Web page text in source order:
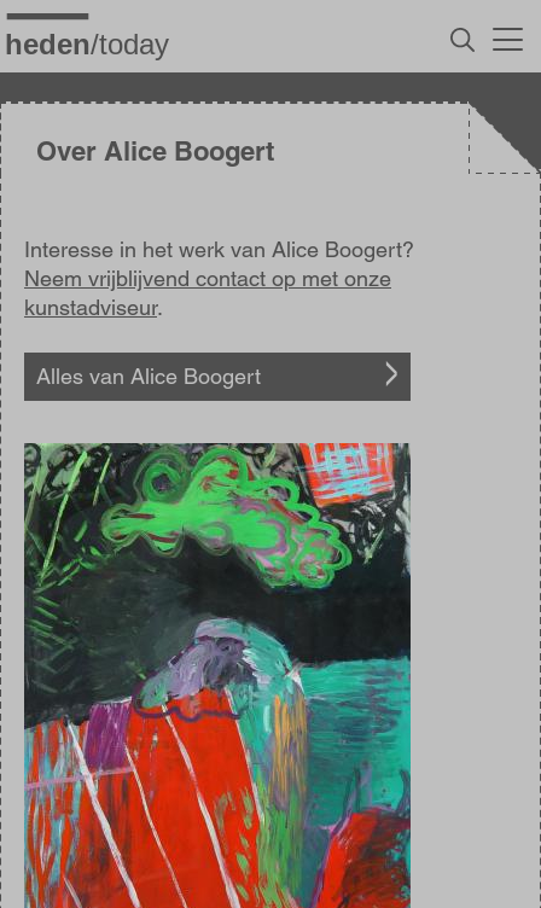
Overslaan
en
naar
inhoud
gaanOver Alice Boogert
Interesse in het werk van Alice Boogert?
Neem vrijblijvend contact op met onze
kunstadviseur.
Alles van Alice Boogert
Afbeelding